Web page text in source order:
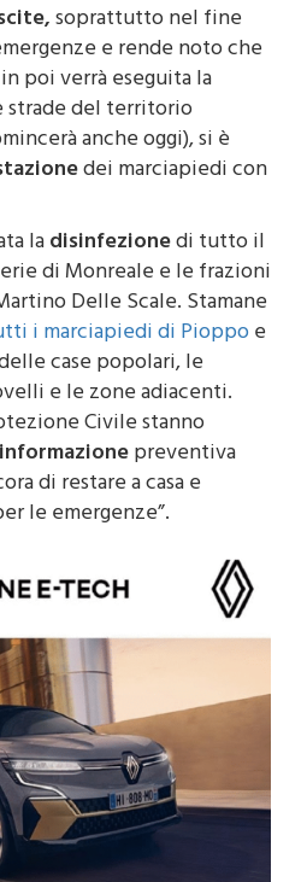
Arcidiacono invita i
soprattutto nel fine
e rende noto che
poi verrà eseguita la
del territorio
anche oggi), si è
ladisinfezionedi tutto il
di Monreale e le frazioni
Delle Scale. Stamane
i marciapiedi di Pioppo
case popolari, le
e le zone adiacenti.
Civile stanno
informazionepreventiva
di restare a casa e